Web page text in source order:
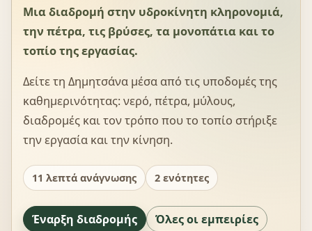
Μια διαδρομή στην υδροκίνητη κληρονομιά,
την πέτρα, τις βρύσες, τα μονοπάτια και το
τοπίο της εργασίας.
Δείτε τη Δημητσάνα μέσα από τις υποδομές της
καθημερινότητας: νερό, πέτρα, μύλους,
διαδρομές και τον τρόπο που το τοπίο στήριξε
την εργασία και την κίνηση.
11 λεπτά ανάγνωσης 2 ενότητες
Έναρξη διαδρομής Όλες οι εμπειρίες